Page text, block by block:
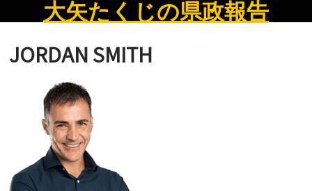
大矢たくじの県政報告
JORDAN SMITH